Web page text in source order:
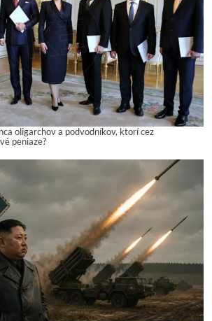
oligarchov a podvodníkov, ktorí cez
peniaze?